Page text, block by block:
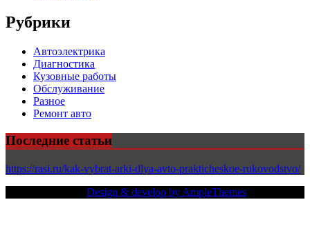
Рубрики
Автоэлектрика
Диагностика
Кузовные работы
Обслуживание
Разное
Ремонт авто
Последние статьи
https://rasi.ru/kak-vybrat-arki-dlya-avto-prakticheskoe-rukovodstvo/
Design & develop by AmpleThemes